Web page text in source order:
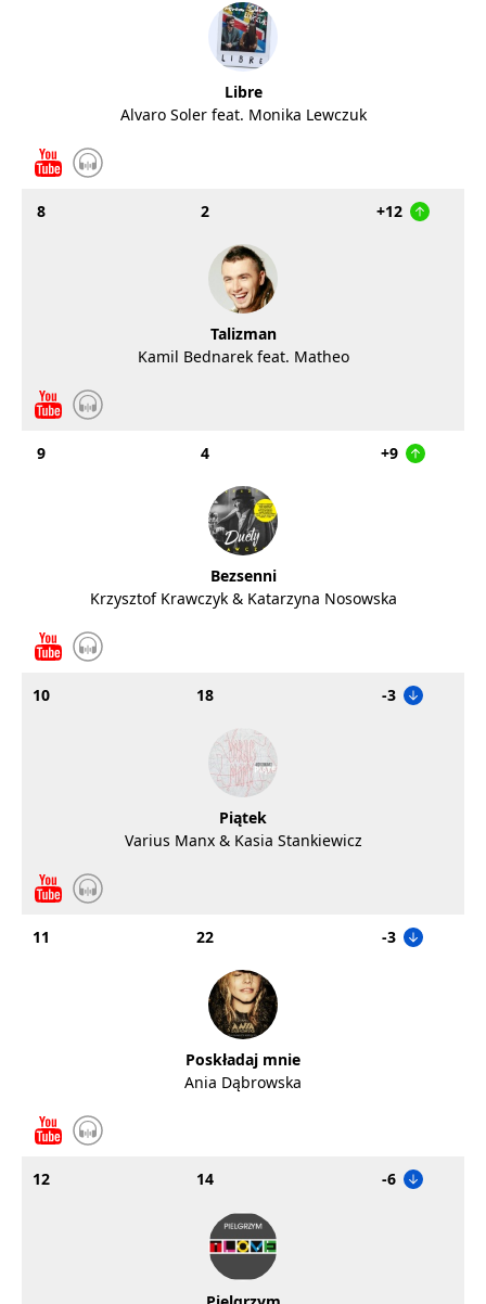
Libre
Alvaro Soler feat. Monika Lewczuk
8 2 +12
Talizman
Kamil Bednarek feat. Matheo
9 4 +9
Bezsenni
Krzysztof Krawczyk & Katarzyna Nosowska
10 18 -3
Piątek
Varius Manx & Kasia Stankiewicz
11 22 -3
Poskładaj mnie
Ania Dąbrowska
12 14 -6